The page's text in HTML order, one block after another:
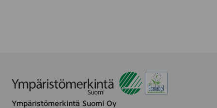
Ympäristömerkintä Suomi Oy